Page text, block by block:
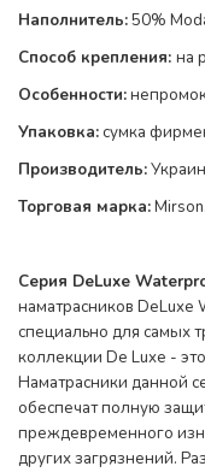
Наполнитель:50%
Способ крепления: на
Особенности:
Упаковка: сумка
Производитель:
Торговая марка:
Серия DeLuxe
наматрасников
специально для самых
коллекции De Luxe -
Наматрасники данной
обеспечат полную
преждевременного
других загрязнений.